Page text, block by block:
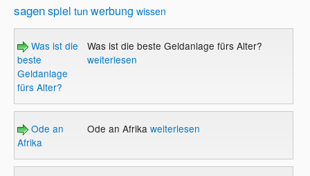
sagenspiel tunwerbung wissen
Was ist die
beste
Geldanlage
fürs Alter?
Was ist die beste Geldanlage fürs Alter?
weiterlesen
Ode an
Afrika
Ode an Afrika weiterlesen